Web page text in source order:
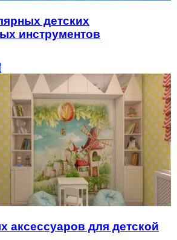
детских
инструментов
аксессуаров для детской